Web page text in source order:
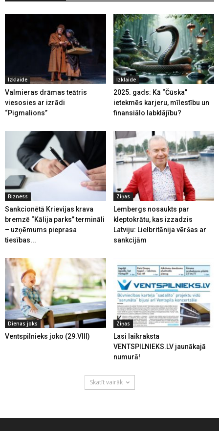
Izklaide
Valmieras drāmas teātris
viesosies ar izrādi
“Pigmalions”
Izklaide
2025. gads: Kā “Čūska”
ietekmēs karjeru, mīlestību un
finansiālo labklājību?
Bizness
Sankcionētā Krievijas krava
bremzē “Kālija parks” termināli
– uzņēmums pieprasa
tiesības...
Ziņas
Lembergs nosaukts par
kleptokrātu, kas izzadzis
Latviju: Lielbritānija vēršas ar
sankcijām
Dienas joks
Ventspilnieks joko (29.VIII)
Ziņas
Lasi laikraksta
VENTSPILNIEKS.LV jaunākajā
numurā!
Skatīt vairāk